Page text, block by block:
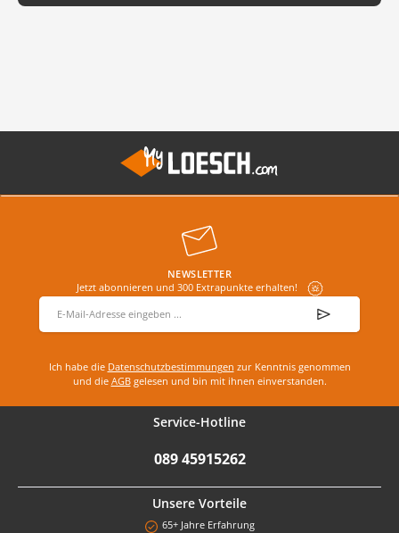
NEWSLETTER
Jetzt abonnieren und 300 Extrapunkte erhalten!
E-Mail-Adresse
Ich habe die Datenschutzbestimmungen zur Kenntnis genommen
und die AGBgelesen und bin mit ihnen einverstanden.
Service-Hotline
089 45915262
Unsere Vorteile
65+ Jahre Erfahrung